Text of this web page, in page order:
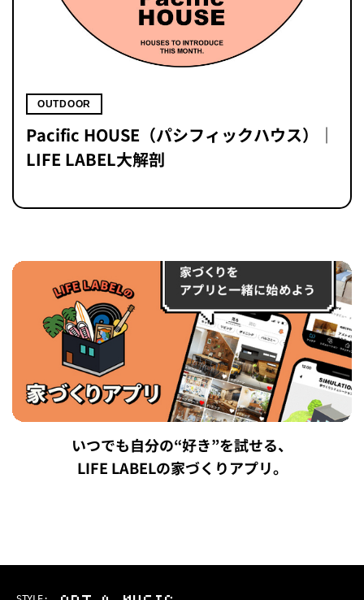
OUTDOOR
Pacific HOUSE（パシフィックハウス）｜
LIFE LABEL大解剖
いつでも自分の“好き”を試せる、
LIFE LABELの家づくりアプリ。